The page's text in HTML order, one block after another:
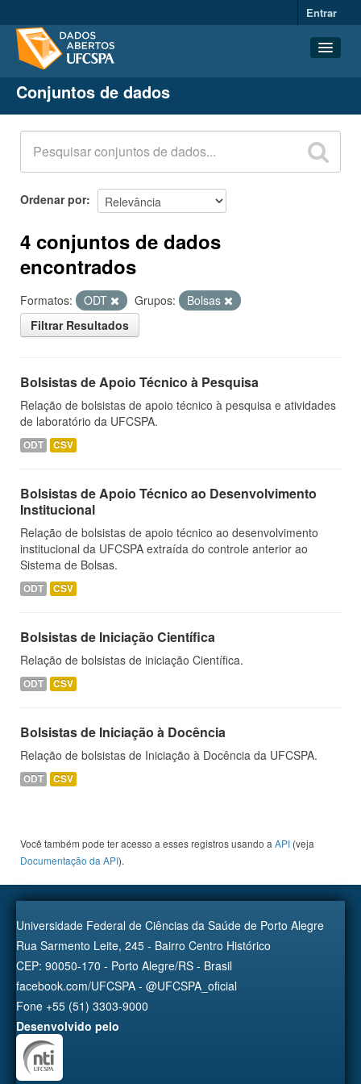
Entrar
Conjuntos de dados
Organizações
Grupos
Sobre
Conjuntos de dados
Ordenar por
4 conjuntos de dados
encontrados
Formatos: ODT Grupos:
Bolsas
Filtrar Resultados
Bolsistas de Apoio Técnico à Pesquisa
Relação de bolsistas de apoio técnico à pesquisa e atividades
de laboratório da UFCSPA.
ODT CSV
Bolsistas de Apoio Técnico ao Desenvolvimento
Institucional
Relação de bolsistas de apoio técnico ao desenvolvimento
institucional da UFCSPA extraída do controle anterior ao
Sistema de Bolsas.
ODT CSV
Bolsistas de Iniciação Científica
Relação de bolsistas de iniciação Científica.
ODT CSV
Bolsistas de Iniciação à Docência
Relação de bolsistas de Iniciação à Docência da UFCSPA.
ODT CSV
Você também pode ter acesso a esses registros usando a API (veja
Documentação da API).
Universidade Federal de Ciências da Saúde de Porto Alegre
Rua Sarmento Leite, 245 - Bairro Centro Histórico
CEP: 90050-170 - Porto Alegre/RS - Brasil
facebook.com/UFCSPA - @UFCSPA_oficial
Fone +55 (51) 3303-9000
Desenvolvido pelo